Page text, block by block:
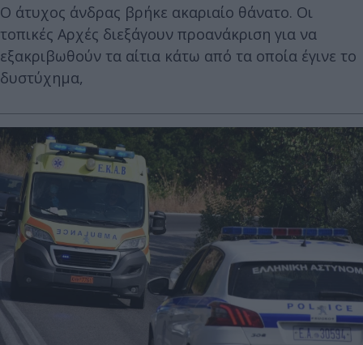
Ο άτυχος άνδρας βρήκε ακαριαίο θάνατο. Οι
τοπικές Αρχές διεξάγουν προανάκριση για να
εξακριβωθούν τα αίτια κάτω από τα οποία έγινε το
δυστύχημα,